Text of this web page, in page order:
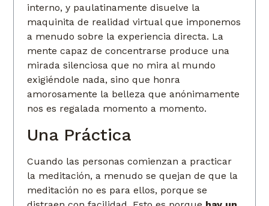
interno, y paulatinamente disuelve la
maquinita de realidad virtual que imponemos
a menudo sobre la experiencia directa. La
mente capaz de concentrarse produce una
mirada silenciosa que no mira al mundo
exigiéndole nada, sino que honra
amorosamente la belleza que anónimamente
nos es regalada momento a momento.
Una Práctica
Cuando las personas comienzan a practicar
la meditación, a menudo se quejan de que la
meditación no es para ellos, porque se